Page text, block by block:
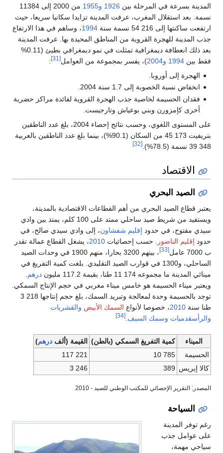
المدينة بسرعة في المرحلة بين 1926 و1955
من 2000 إلى 11384
نسمة. بعد استقلال المغرب، عرفت المدينة تزايدا سكانيا سريعا، حيث
ارتفعت ساكنتها إلى 216 54 نسمة سنة
1994، وساهم في هذا الارتفاع
جذب المدينة للهجرة القروية من المناطق المحيدة بها. عرفت المدينة
بعد ذلك انعطافة ديمغرافية تمثلت في نمو ديمغرافي بطيئ (0.11%
فقط بين 1994 و2004 )، يفسر بمجموعة من العوامل[31]
:
الهجرة إلى أوروبا.
انخفاض نسبة الخصوبة إلى 1.7 سنة 2004.
فقدان الحسيمة لخاصية جذب الهجرة القروية لفائدة مراكز حضرية
أخرى كإمزورن وبني بوعياش وتارجيست.
على المستوى اللغوي، وحسب نتائج إحصاء 2004، بلغ عدد الناطقين
بتريفيت 173 45 من السكان (90.1%)، بينما بلغ عدد الناطقين بالعربية
348 39 نسمة (78.5%).
[32]
الاقتصاد
الصيد البحري
يعتبر قطاع الصيد البحري من أهم القطاعات الاقتصادية بالمدينة،
ويستفيد من شريط صيد ساحلي ممتد على 100 كلم، يمتد بين وادي
سيدي مفتوح، في حدود إقليم شفشاون، إلى وادي سيدي صالح، في
حدود إقليم الناضور . حسب إحصائيات 2010، يشغل القطاع عمالة تقدر
ب 7000 عامل
[33]
، بينهم 3200 بحارا، منهم 1900 في وحدات الصيد
الساحلي، و1300 في قوارب الصيد التقليدي. بلغت كمية التفريغ في
مينائي المدينة ما مجموعه 174 11 طنا، بقيمة 117.2 مليون
درهم
ويعتبر ميناء الحسيمة هو خامس ميناء مغربي في حجم الإنتاج السمكي.
توجد بالحسيمة وحدة لمعالجة وتبريد السمك، بلغ حجم إنتاجها 218 3
طنا سنة 2010، خصوصا لأنواع السمك الأبيض والقشريات
والرأسقدميات وسمك السيف [34]
الميناء كمية التفريغ السمكي (بالطن) القيمة (ألف درهم)
الحسيمة
785 10
221 117
كالا إيريس 389
246 3
المصدر: التقرير الإحصائي للمكتب الوطني للصيد - 2010
السياحة
رغم توفر المدينة
على عوامل جذب
سياحي مهمة،